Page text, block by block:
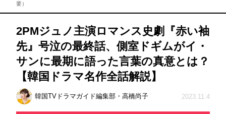
要）
2PMジュノ主演ロマンス史劇『赤い袖
先』号泣の最終話、側室ドギムがイ・
サンに最期に語った言葉の真意とは？
【韓国ドラマ名作全話解説】
韓国TVドラマガイド編集部・高橋尚子 2023.11.4